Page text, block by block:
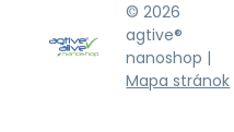
© 2026
agtive®
nanoshop |
Mapa stránok